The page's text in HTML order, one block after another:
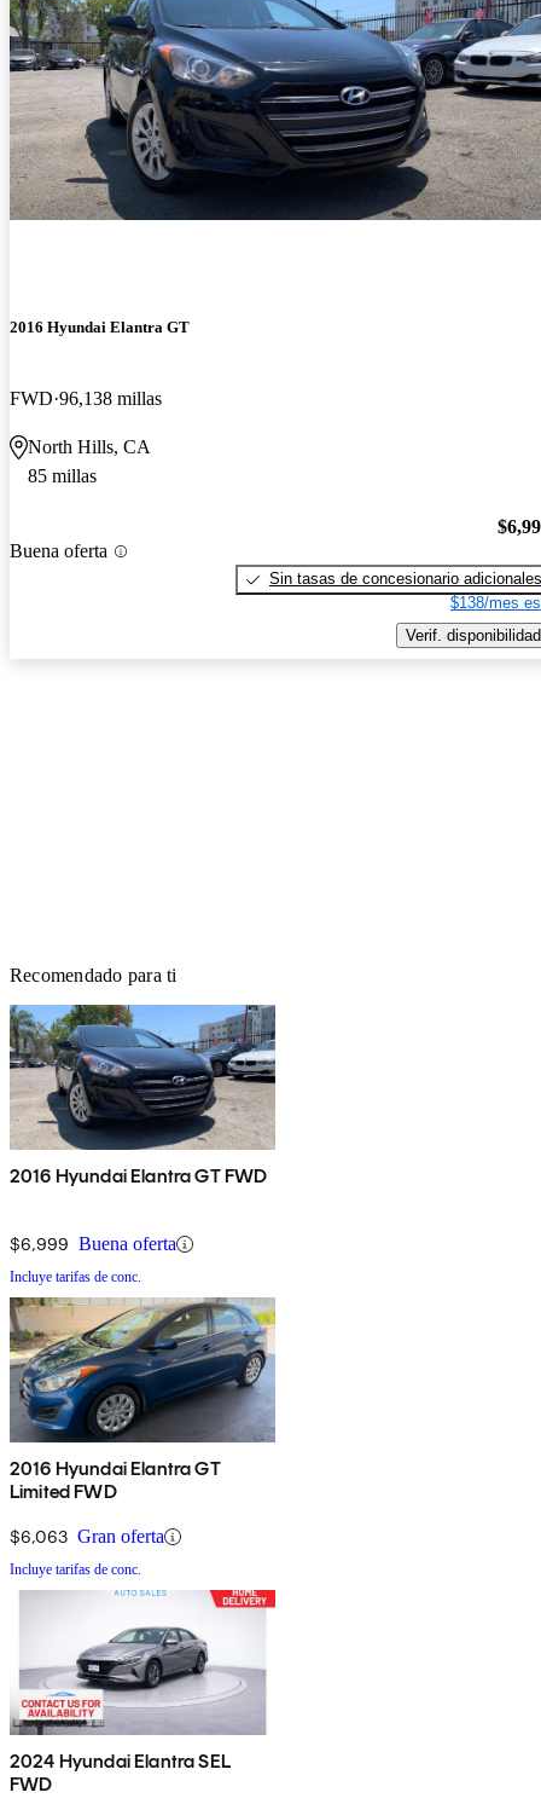
2016 Hyundai Elantra GT
FWD 96,138 millas
North Hills, CA
85 millas
Buena oferta
Sin tasas de concesionario adicionales
$138/mes
Verif. disponibilidad
Recomendado para ti
2016 Hyundai Elantra GT FWD
$6,999 Buena oferta
Incluye tarifas de conc.
2016 Hyundai Elantra GT
Limited FWD
$6,063 Gran oferta
Incluye tarifas de conc.
2024 Hyundai Elantra SEL
FWD